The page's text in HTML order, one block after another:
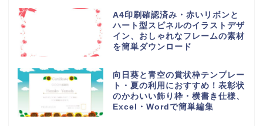
A4印刷確認済み・赤いリボンと
ハート型スピネルのイラストデザ
イン、おしゃれなフレームの素材
を簡単ダウンロード
向日葵と青空の賞状枠テンプレー
ト・夏の利用におすすめ！表彰状
のかわいい飾り枠・横書き仕様、
Excel・Wordで簡単編集